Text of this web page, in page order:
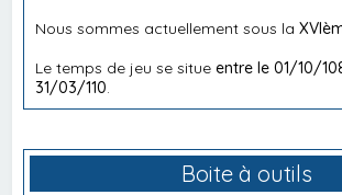
Nous sommes actuellement sous la
Le temps de jeu se situeentre le 01/10/
31/03/110
Boite à outils